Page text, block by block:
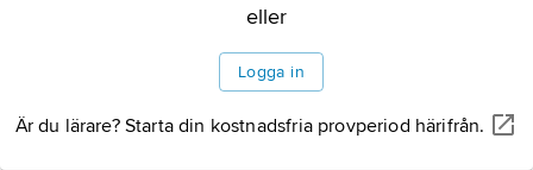
eller
Logga in
Är du lärare? Starta din kostnadsfria provperiod härifrån.